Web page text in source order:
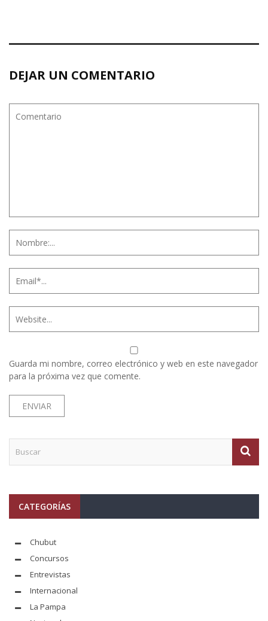
DEJAR UN COMENTARIO
Guarda mi nombre, correo electrónico y web en este navegador
para la próxima vez que comente.
CATEGORÍAS
Chubut
Concursos
Entrevistas
Internacional
La Pampa